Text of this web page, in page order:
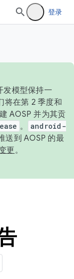
登录
发模型保持一
将在第 2 季度和
AOSP 并为其贡
。
android-
送到 AOSP 的最
更。